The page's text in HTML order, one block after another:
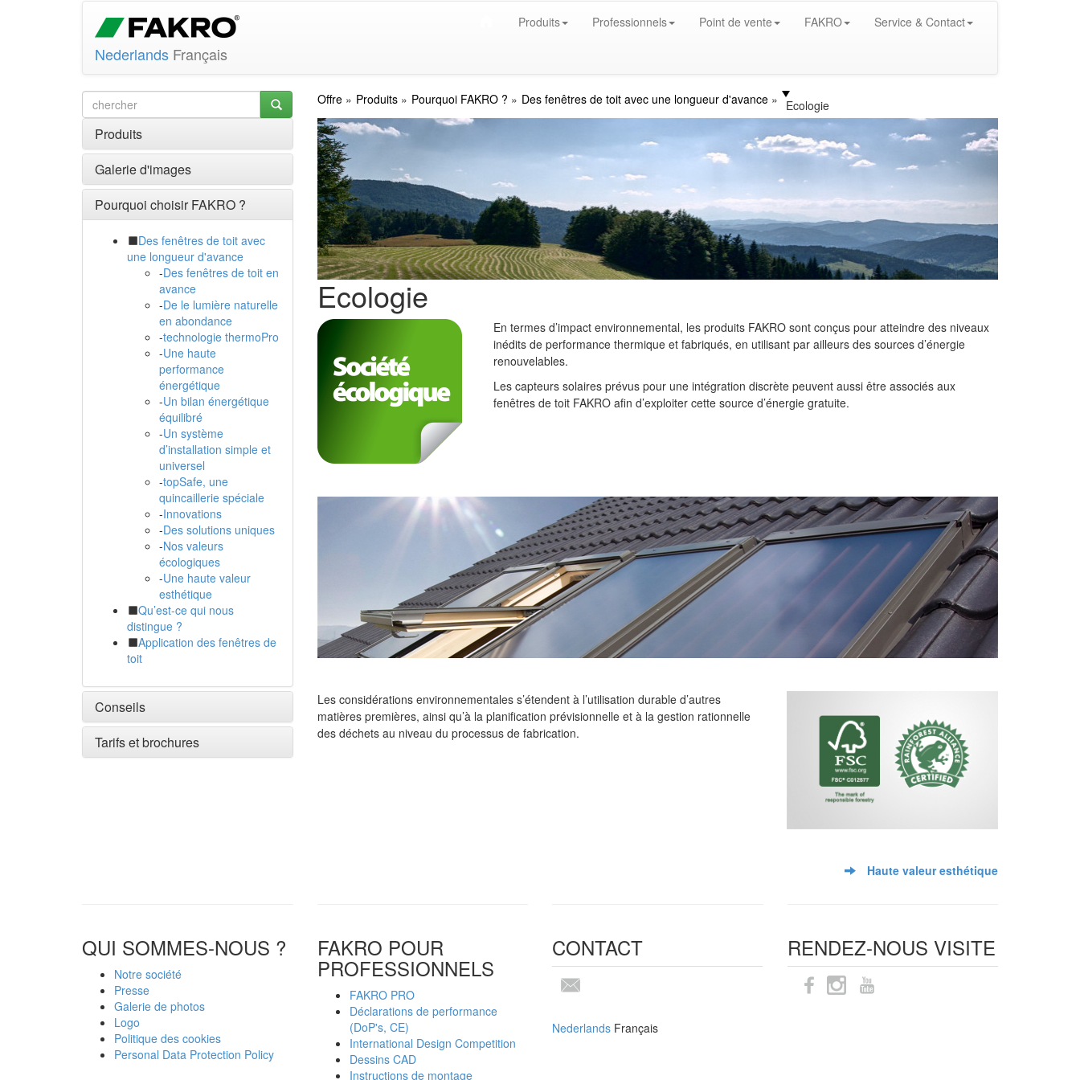
Nederlands Français
Produits Professionnels Point de vente FAKRO Service & Contact
Offre Produits Pourquoi FAKRO ? Des fenêtres de toit avec une longueur d'avance Ecologie
Produits
Galerie d'images
Pourquoi choisir FAKRO ?
Des fenêtres de toit avec
une longueur d'avance
-Des fenêtres de toit en
avance
-De le lumière naturelle
en abondance
-technologie thermoPro
-Une haute
performance
énergétique
-Un bilan énergétique
équilibré
-Un système
d’installation simple et
universel
-topSafe, une
quincaillerie spéciale
-Innovations
-Des solutions uniques
-Nos valeurs
écologiques
-Une haute valeur
esthétique
Qu’est-ce qui nous
distingue ?
Application des fenêtres de
toit
Conseils
Tarifs et brochures
Ecologie
En termes d’impact environnemental, les produits FAKRO sont conçus pour atteindre des niveaux
inédits de performance thermique et fabriqués, en utilisant par ailleurs des sources d’énergie
renouvelables.
Les capteurs solaires prévus pour une intégration discrète peuvent aussi être associés aux
fenêtres de toit FAKRO afin d’exploiter cette source d’énergie gratuite.
Les considérations environnementales s’étendent à l’utilisation durable d’autres
matières premières, ainsi qu’à la planification prévisionnelle et à la gestion rationnelle
des déchets au niveau du processus de fabrication.
Haute valeur esthétique
QUI SOMMES-NOUS ?
Notre société
Presse
Galerie de photos
Logo
Politique des cookies
Personal Data Protection Policy
FAKRO POUR
PROFESSIONNELS
FAKRO PRO
Déclarations de performance
(DoP's, CE)
International Design Competition
Dessins CAD
Instructions de montage
CONTACT
Nederlands Français
RENDEZ-NOUS VISITE